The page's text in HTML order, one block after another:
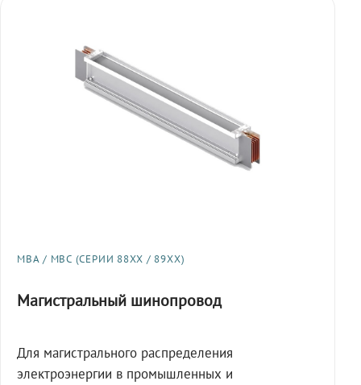
МВА / МВС (СЕРИИ 88XX / 89XX)
Магистральный шинопровод
Для магистрального распределения
электроэнергии в промышленных и